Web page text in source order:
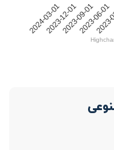
2024-03-01
2023-12-012023-09-012023-06-01